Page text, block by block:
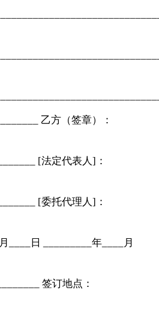
乙方（签章）：
[法定代表人]：
[委托代理人]：
____日 _________年____月
签订地点：